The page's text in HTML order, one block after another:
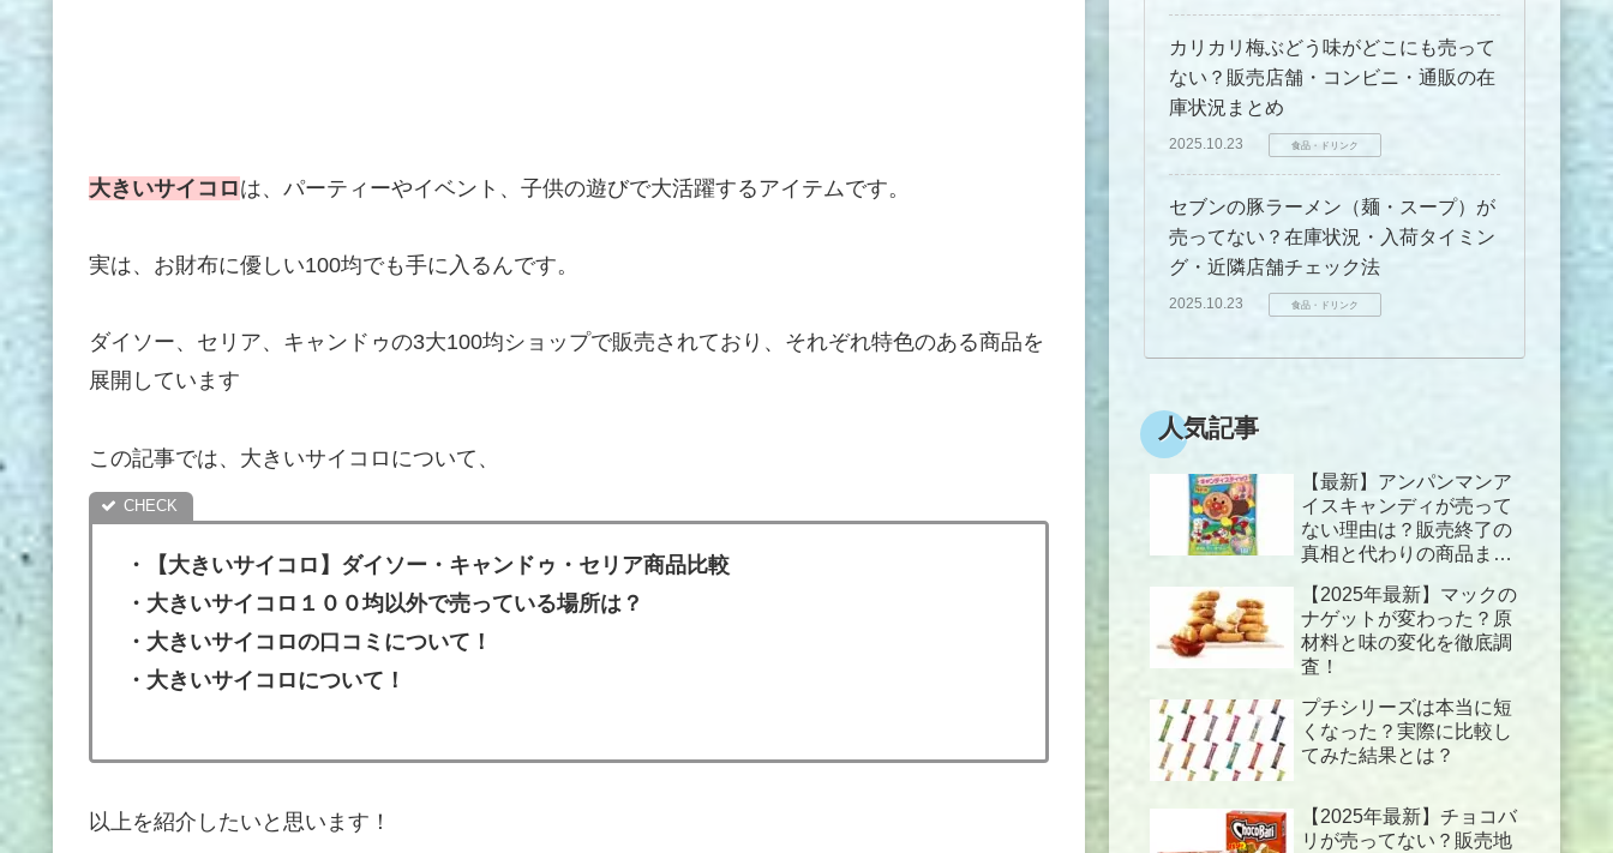
大きいサイコロは、パーティーやイベント、子供の遊びで大活躍するアイテムです。
実は、お財布に優しい100均でも手に入るんです。
ダイソー、セリア、キャンドゥの3大100均ショップで販売されており、それぞれ特色のある商品を
展開しています
この記事では、大きいサイコロについて、
・【大きいサイコロ】ダイソー・キャンドゥ・セリア商品比較
・大きいサイコロ１００均以外で売っている場所は？
・大きいサイコロの口コミについて！
・大きいサイコロについて！
以上を紹介したいと思います！
カリカリ梅ぶどう味がどこにも売って
ない？販売店舗・コンビニ・通販の在
庫状況まとめ
2025.10.23 食品・ドリンク
セブンの豚ラーメン（麺・スープ）が
売ってない？在庫状況・入荷タイミン
グ・近隣店舗チェック法
2025.10.23 食品・ドリンク
人気記事
【最新】アンパンマンア
イスキャンディが売って
ない理由は？販売終了の
真相と代わりの商品まと
【2025年最新】マックの
ナゲットが変わった？原
材料と味の変化を徹底調
査！
プチシリーズは本当に短
くなった？実際に比較し
てみた結果とは？
【2025年最新】チョコバ
リが売ってない？販売地